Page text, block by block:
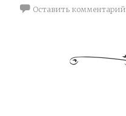
Оставить комментарий